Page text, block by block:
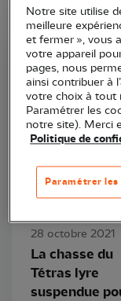
LPO PACA
Communiqué de
28 octobre 2021
La chasse du
Tétras lyre
suspendue
Notre site utilise
meilleure
et fermer », vous
votre appareil
pages, nous
ainsi contribuer à
votre choix à tout
Paramétrer les
notre site). Merci
Politique de
Paramétrer les